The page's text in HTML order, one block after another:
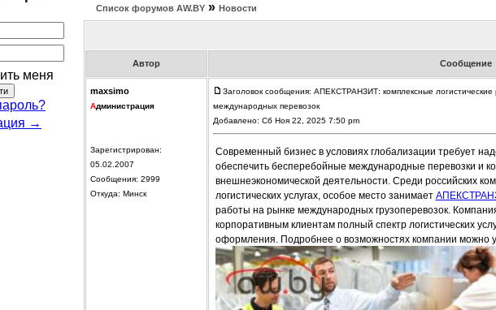
меня
→
Список форумов АW.BY» Новости
Автор Сообщение
maxsimo
Администрация
Зарегистрирован:
05.02.2007
Сообщения: 2999
Откуда: Минск
Заголовок сообщения: АПЕКСТРАНЗИТ: комплексные
международных перевозок
Добавлено: Сб Ноя 22, 2025 7:50 pm
Современный бизнес в условиях глобализации требует
обеспечить бесперебойные международные перевозки и
внешнеэкономической деятельности. Среди российских
логистических услугах, особое место занимает
работы на рынке международных грузоперевозок.
корпоративным клиентам полный спектр логистических
оформления. Подробнее о возможностях компании можно